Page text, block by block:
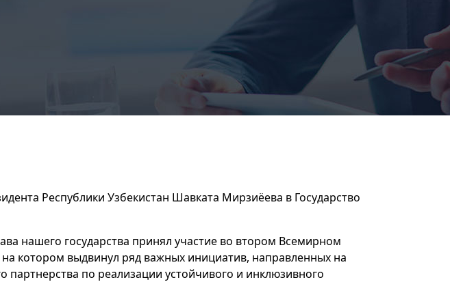
Республики Узбекистан Шавката Мирзиёева в Государство
нашего государства принял участие во втором Всемирном
котором выдвинул ряд важных инициатив, направленных на
партнерства по реализации устойчивого и инклюзивного